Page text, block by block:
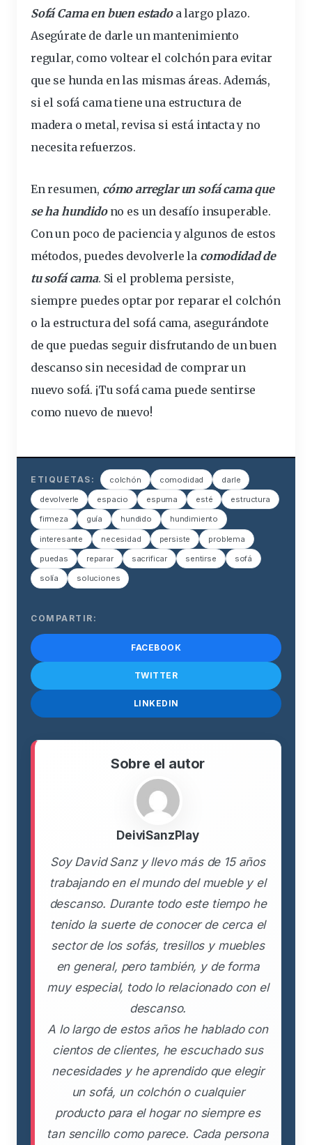
Sofá Camaen buen estadoa largo plazo.
Asegúrate de darle un mantenimiento
regular, como voltear el colchón para evitar
que se hunda en las mismas áreas. Además,
si el sofá cama tiene una estructura de
madera o metal, revisa si está intacta y no
necesita refuerzos.
En resumen, cómo arreglar un sofá cama que
se ha hundidono es un desafío insuperable.
Con un poco de paciencia y algunos de estos
métodos, puedes devolverle la comodidad de
tu sofá cama. Si el problema persiste,
siempre puedes optar por reparar el colchón
o la estructura del sofá cama, asegurándote
de que puedas seguir disfrutando de un buen
descanso sin necesidad de comprar un
nuevo sofá. ¡Tu sofá cama puede sentirse
como nuevo de nuevo!
ETIQUETAS: colchón comodidad darle
devolverle espacio espuma esté estructura
firmeza guía hundido hundimiento
interesante necesidad persiste problema
puedas reparar sacrificar sentirse sofá
solía soluciones
COMPARTIR:
FACEBOOK
TWITTER
LINKEDIN
Sobre el autor
DeiviSanzPlay
Soy David Sanz y llevo más de 15 años
trabajando en el mundo del mueble y el
descanso. Durante todo este tiempo he
tenido la suerte de conocer de cerca el
sector de los sofás, tresillos y muebles
en general, pero también, y de forma
muy especial, todo lo relacionado con el
descanso.
A lo largo de estos años he hablado con
cientos de clientes, he escuchado sus
necesidades y he aprendido que elegir
un sofá, un colchón o cualquier
producto para el hogar no siempre es
tan sencillo como parece. Cada persona